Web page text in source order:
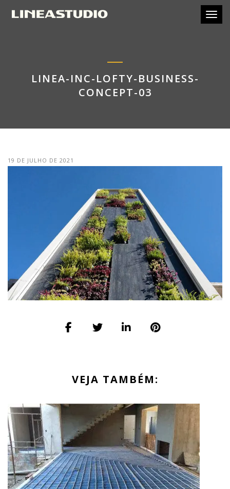
LINEA-INC-LOFTY-BUSINESS-
CONCEPT-03
19 DE JULHO DE 2021
VEJA TAMBÉM: